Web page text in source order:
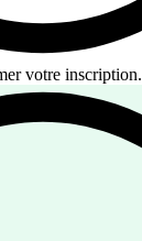
votre inscription.